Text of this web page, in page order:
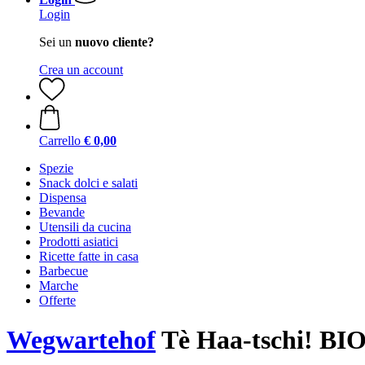
Login
Sei un nuovo cliente?
Crea un account
Carrello € 0,00
Spezie
Snack dolci e salati
Dispensa
Bevande
Utensili da cucina
Prodotti asiatici
Ricette fatte in casa
Barbecue
Marche
Offerte
WegwartehofTè Haa-tschi!